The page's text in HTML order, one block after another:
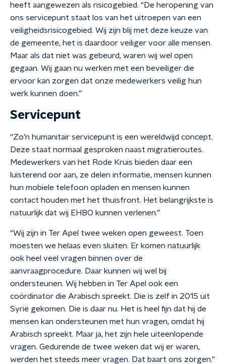
heeft aangewezen als risicogebied. “De heropening van
ons servicepunt staat los van het uitroepen van een
veiligheidsrisicogebied. Wij zijn blij met deze keuze van
de gemeente, het is daardoor veiliger voor alle mensen.
Maar als dat niet was gebeurd, waren wij wel open
gegaan. Wij gaan nu werken met een beveiliger die
ervoor kan zorgen dat onze medewerkers veilig hun
werk kunnen doen.”
Servicepunt
“Zo’n humanitair servicepunt is een wereldwijd concept.
Deze staat normaal gesproken naast migratieroutes.
Medewerkers van het Rode Kruis bieden daar een
luisterend oor aan, ze delen informatie, mensen kunnen
hun mobiele telefoon opladen en mensen kunnen
contact houden met het thuisfront. Het belangrijkste is
natuurlijk dat wij EHBO kunnen verlenen.”
“Wij zijn in Ter Apel twee weken open geweest. Toen
moesten we helaas even sluiten. Er komen natuurlijk
ook heel veel vragen binnen over de
aanvraagprocedure. Daar kunnen wij wel bij
ondersteunen. Wij hebben in Ter Apel ook een
coördinator die Arabisch spreekt. Die is zelf in 2015 uit
Syrië gekomen. Die is daar nu. Het is heel fijn dat hij de
mensen kan ondersteunen met hun vragen, omdat hij
Arabisch spreekt. Maar ja, het zijn hele uiteenlopende
vragen. Gedurende de twee weken dat wij er waren,
werden het steeds meer vragen. Dat baart ons zorgen.”